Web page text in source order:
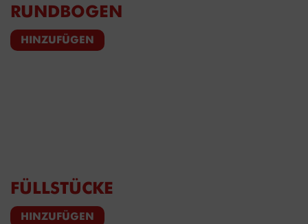
RUNDBOGEN
HINZUFÜGEN
FÜLLSTÜCKE
HINZUFÜGEN